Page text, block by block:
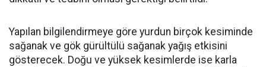
Yapılan bilgilendirmeye göre yurdun birçok kesiminde
sağanak ve gök gürültülü sağanak yağış etkisini
gösterecek. Doğu ve yüksek kesimlerde ise karla